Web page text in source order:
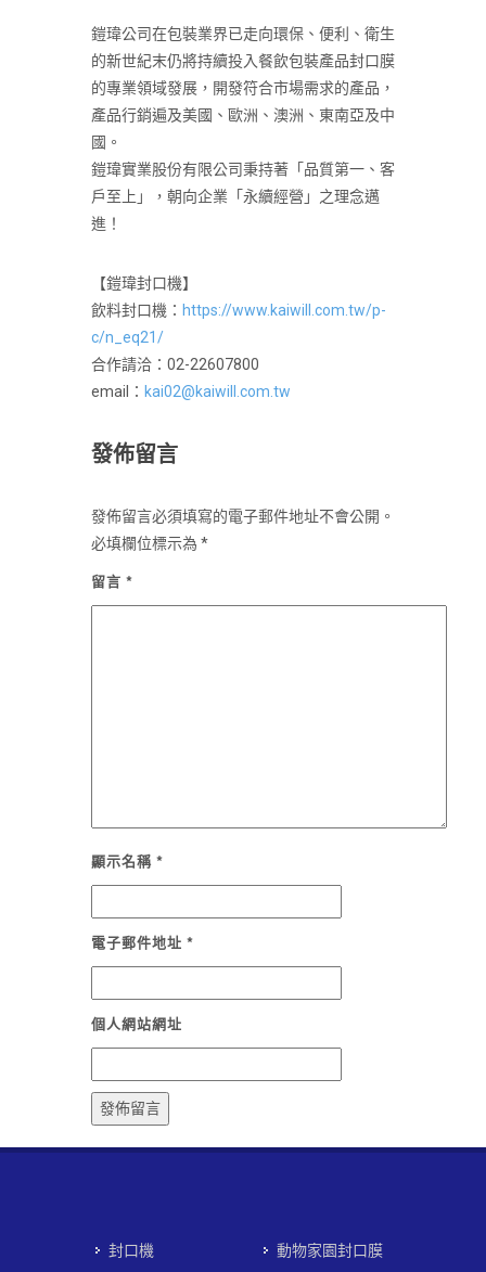
鎧瑋公司在包裝業界已走向環保、便利、衛生
的新世紀末仍將持續投入餐飲包裝產品封口膜
的專業領域發展，開發符合市場需求的產品，
產品行銷遍及美國、歐洲、澳洲、東南亞及中
國。
鎧瑋實業股份有限公司秉持著「品質第一、客
戶至上」，朝向企業「永續經營」之理念邁
進！
【鎧瑋封口機】
飲料封口機： https://www.kaiwill.com.tw/p-
c/n_eq21/
合作請洽：02-22607800
email： kai02@kaiwill.com.tw
發佈留言
發佈留言必須填寫的電子郵件地址不會公開。
必填欄位標示為 *
留言 *
顯示名稱 *
電子郵件地址 *
個人網站網址
封口機
動物家園封口膜